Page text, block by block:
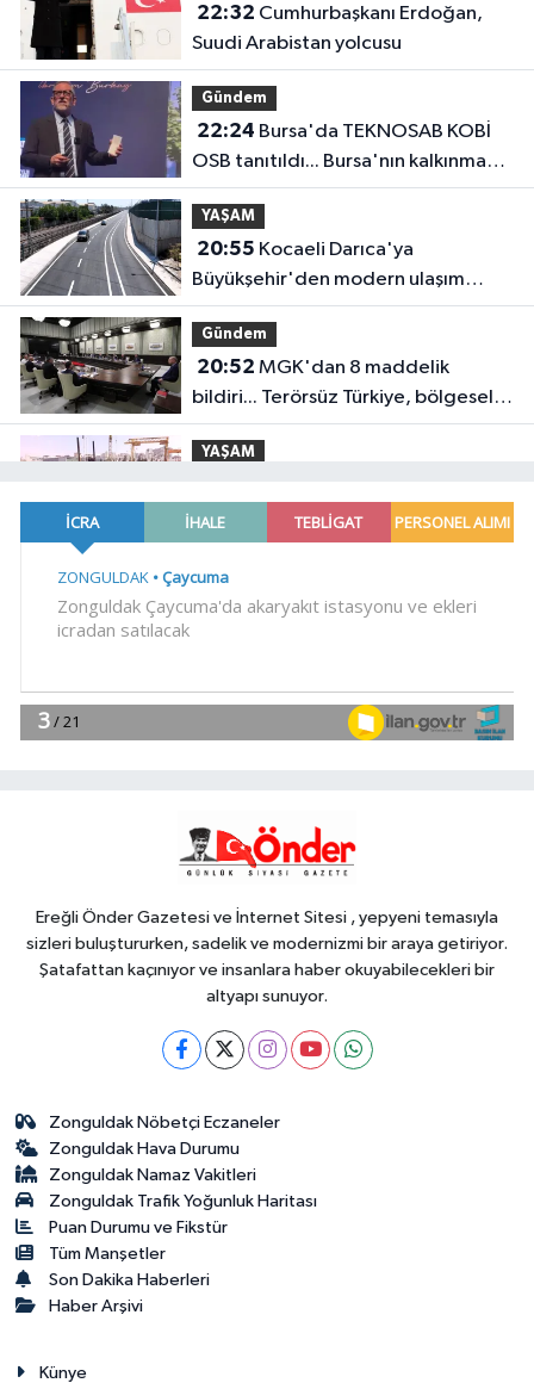
22:32
Suudi Arabistan yolcusu
Gündem
22:24
OSB tanıtıldı... Bursa'nın kalkınma
yolculuğunda yeni dönem
YAŞAM
20:55
Büyükşehir'den modern ulaşım
yatırımı
Gündem
20:52
bildiri... Terörsüz Türkiye, bölgesel
güvenlik ve Gazze mesajı
YAŞAM
gemi
18:52Türk Tarih Kurumu'ndan tarihi
18:48 .
Ereğli Önder Gazetesi ve İnternet Sitesi , yepyeni temasıyla
sizleri buluştururken, sadelik ve modernizmi bir araya getiriyor.
Şatafattan kaçınıyor ve insanlara haber okuyabilecekleri bir
altyapı sunuyor.
Zonguldak Nöbetçi Eczaneler
Zonguldak Hava Durumu
Zonguldak Namaz Vakitleri
Zonguldak Trafik Yoğunluk Haritası
Puan Durumu ve Fikstür
Tüm Manşetler
Son Dakika Haberleri
Haber Arşivi
Künye